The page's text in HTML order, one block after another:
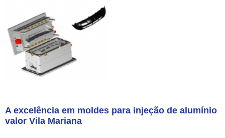
A excelência em moldes para injeção de alumínio
valor Vila Mariana